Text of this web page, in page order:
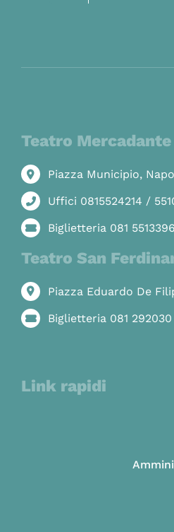
Teatro Mercadante
Piazza Municipio,
Uffici 0815524214 /
Biglietteria 081 5513396
Teatro San
Piazza Eduardo De
Biglietteria 081 292030
Link rapidi